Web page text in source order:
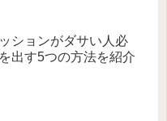
ションがダサい人必
出す5つの方法を紹介